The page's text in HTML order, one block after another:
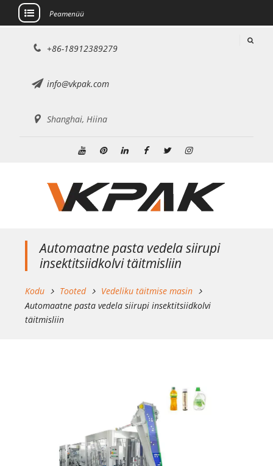
Peamenüü
+86-18912389279
info@vkpak.com
Shanghai, Hiina
Automaatne pasta vedela siirupi
insektitsiidkolvi täitmisliin
Kodu Tooted
Vedeliku täitmise masin
Automaatne pasta vedela siirupi insektitsiidkolvi
täitmisliin